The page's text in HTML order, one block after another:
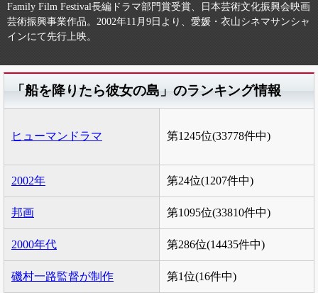
Family Film Festival長編ドラマ部門賞受賞、日本芸術文化振興会映画
芸術振興事業作品。2002年11月9日より、愛媛・衣山シネマサンシャ
インにて先行上映。
「船を降りたら彼女の島」のランキング情報
ヒューマンドラマ 第1245位(33778件中)
2002年 第24位(1207件中)
邦画 第1095位(33810件中)
2000年代 第286位(14435件中)
磯村一路監督が制作 第1位(16件中)